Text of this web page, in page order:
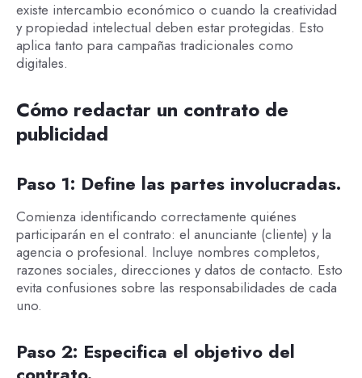
existe intercambio económico o cuando la creatividad
y propiedad intelectual deben estar protegidas. Esto
aplica tanto para campañas tradicionales como
digitales.
Cómo redactar un contrato de
publicidad
Paso 1: Define las partes involucradas.
Comienza identificando correctamente quiénes
participarán en el contrato: el anunciante (cliente) y la
agencia o profesional. Incluye nombres completos,
razones sociales, direcciones y datos de contacto. Esto
evita confusiones sobre las responsabilidades de cada
uno.
Paso 2: Especifica el objetivo del